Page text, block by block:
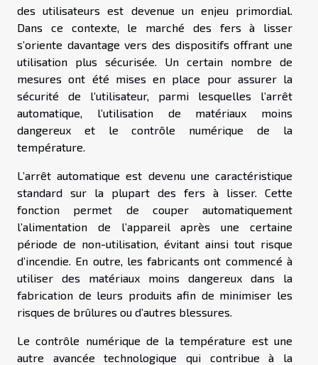
des utilisateurs est devenue un enjeu primordial.
Dans ce contexte, le marché des fers à lisser
s’oriente davantage vers des dispositifs offrant une
utilisation plus sécurisée. Un certain nombre de
mesures ont été mises en place pour assurer la
sécurité de l’utilisateur, parmi lesquelles l’arrêt
automatique, l’utilisation de matériaux moins
dangereux et le contrôle numérique de la
température.
L’arrêt automatique est devenu une caractéristique
standard sur la plupart des fers à lisser. Cette
fonction permet de couper automatiquement
l’alimentation de l’appareil après une certaine
période de non-utilisation, évitant ainsi tout risque
d’incendie. En outre, les fabricants ont commencé à
utiliser des matériaux moins dangereux dans la
fabrication de leurs produits afin de minimiser les
risques de brûlures ou d’autres blessures.
Le contrôle numérique de la température est une
autre avancée technologique qui contribue à la